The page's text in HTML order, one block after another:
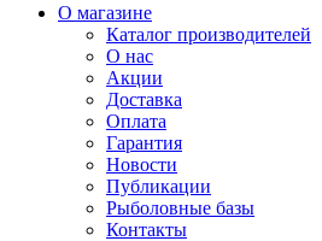
О магазине
Каталог производителей
О нас
Акции
Доставка
Оплата
Гарантия
Новости
Публикации
Рыболовные базы
Контакты